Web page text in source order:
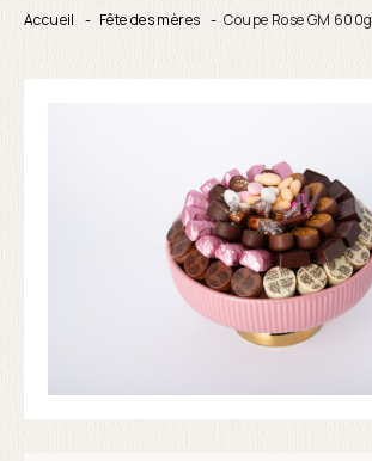
Accueil Fête des mères Coupe Rose GM 600g